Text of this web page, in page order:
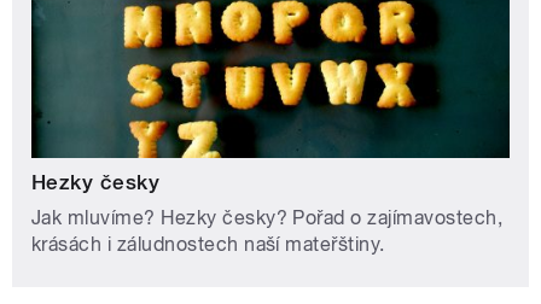
Hezky česky
Jak mluvíme? Hezky česky? Pořad o zajímavostech,
krásách i záludnostech naší mateřštiny.